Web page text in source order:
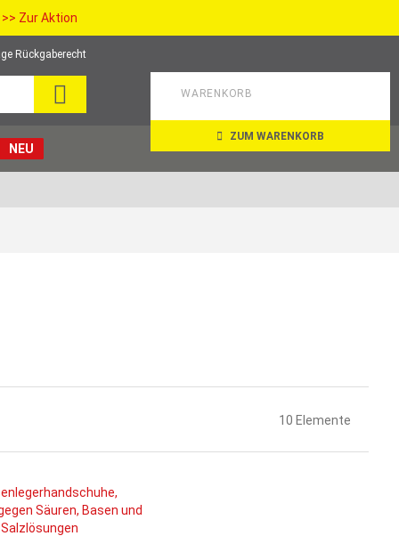
>> Zur Aktion
Rückgaberecht
WARENKORB
ZUM WARENKORB
NEU
10 Elemente